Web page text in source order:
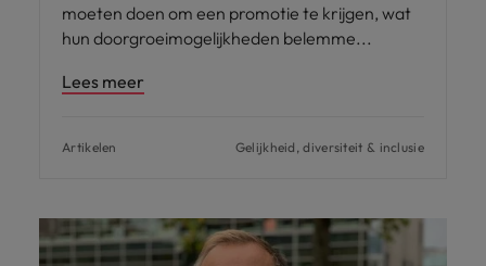
moeten doen om een promotie te krijgen, wat
hun doorgroeimogelijkheden belemme
Lees meer
Artikelen Gelijkheid, diversiteit & inclusie